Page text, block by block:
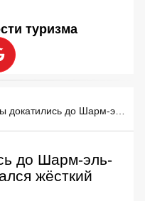
туризма
до Шарм-эль-
жёсткий